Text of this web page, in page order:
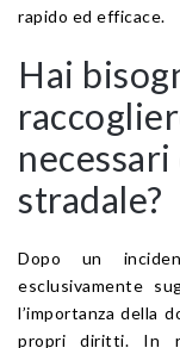
rapido ed efficace.
Hai
stradale?
Dopo un
esclusivamente
l’importanza della
propri diritti. In